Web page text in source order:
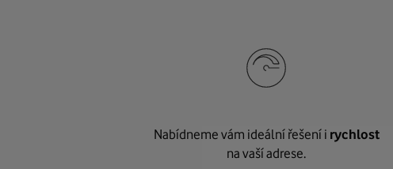
Nabídneme vám ideální řešení i rychlost
na vaší adrese.